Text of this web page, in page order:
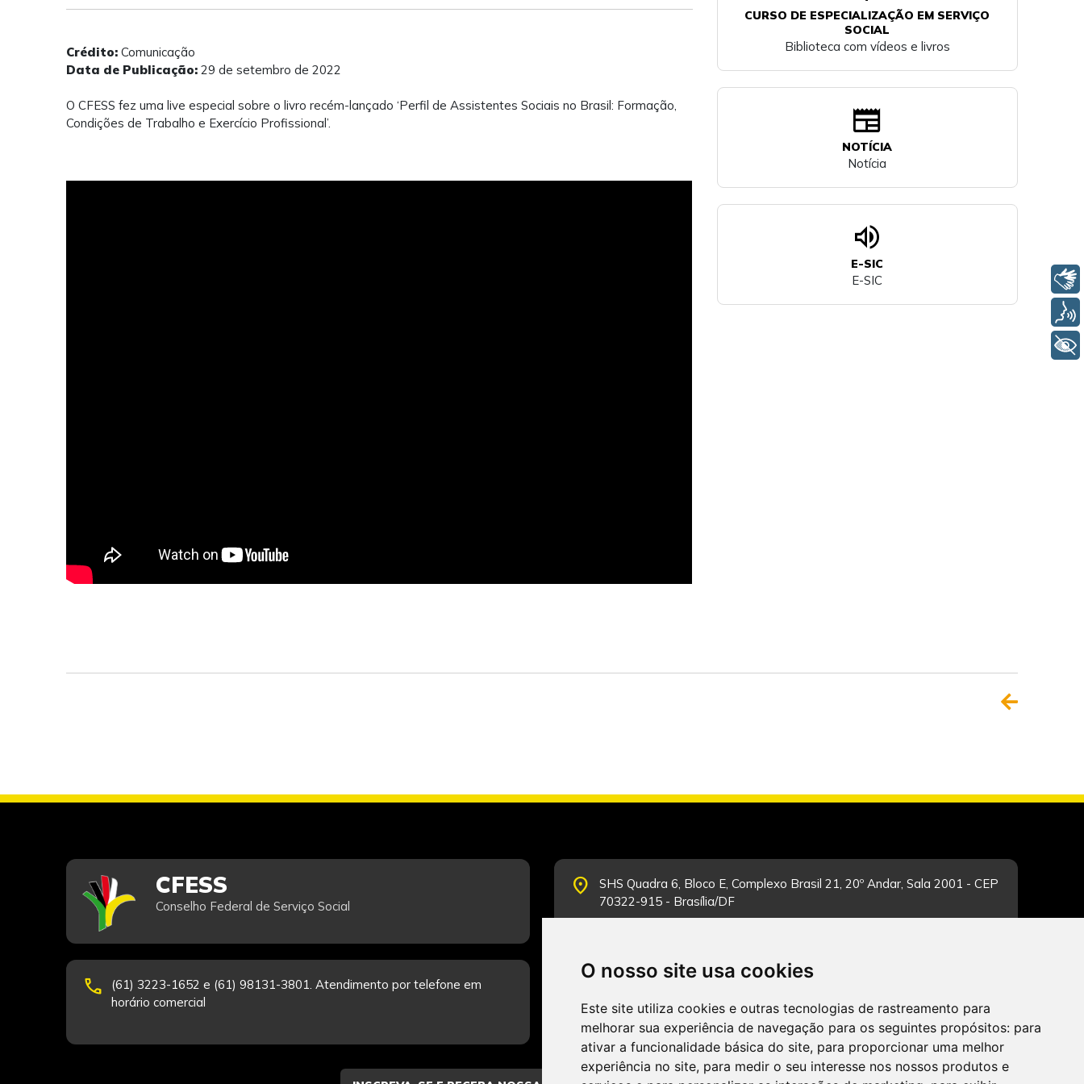
O nosso site usa cookies
Este site utiliza cookies e outras tecnologias de rastreamento para
melhorar sua experiência de navegação para os seguintes propósitos: para
ativar a funcionalidade básica do site, para proporcionar uma melhor
experiência no site, para medir o seu interesse nos nossos produtos e
Crédito:Comunicação
Data de Publicação:29 de setembro de 2022
O CFESS fez uma live especial sobre o livro recém-lançado ‘Perfil de Assistentes Sociais no Brasil: Formação,
Condições de Trabalho e Exercício Profissional’.
CURSO DE ESPECIALIZAÇÃO EM SERVIÇO
SOCIAL
Biblioteca com vídeos e livros
newspaper
NOTÍCIA
Notícia
volume_up
E-SIC
E-SIC
CFESS
Conselho Federal de Serviço Social
place
SHS Quadra 6, Bloco E, Complexo Brasil 21, 20º Andar, Sala 2001 - CEP
70322-915 - Brasília/DF
phone
(61) 3223-1652 e (61) 98131-3801. Atendimento por telefone em
horário comercial
schedule
Fale Conosco.